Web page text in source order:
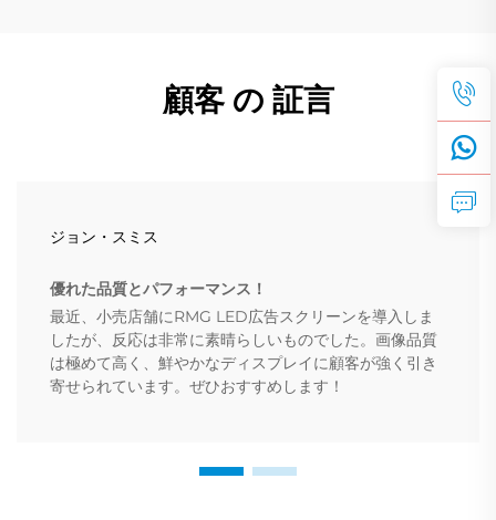
顧客 の 証言
ジョン・スミス
優れた品質とパフォーマンス！
最近、小売店舗にRMG LED広告スクリーンを導入しま
したが、反応は非常に素晴らしいものでした。画像品質
は極めて高く、鮮やかなディスプレイに顧客が強く引き
寄せられています。ぜひおすすめします！